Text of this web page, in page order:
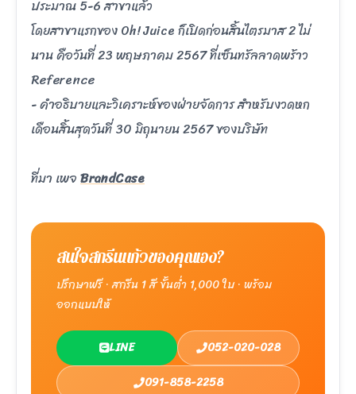
ประมาณ 5-6 สาขาแล้ว
โดยสาขาแรกของ Oh! Juice ก็เปิดก่อนสิ้นไตรมาส 2 ไม่
นาน คือวันที่ 23 พฤษภาคม 2567 ที่เซ็นทรัลลาดพร้าว
Reference
- คำอธิบายและวิเคราะห์ของฝ่ายจัดการ สำหรับงวดหก
เดือนสิ้นสุดวันที่ 30 มิถุนายน 2567 ของบริษัท
ที่มา เพจBrandCase
สนใจสกรีนแก้วของคุณเอง?
ปรึกษาฟรี · สกรีน 1 สี ขั้นต่ำ 1,000 ใบ · พร้อม
ออกแบบให้
LINE
052-020-028
091-858-2258